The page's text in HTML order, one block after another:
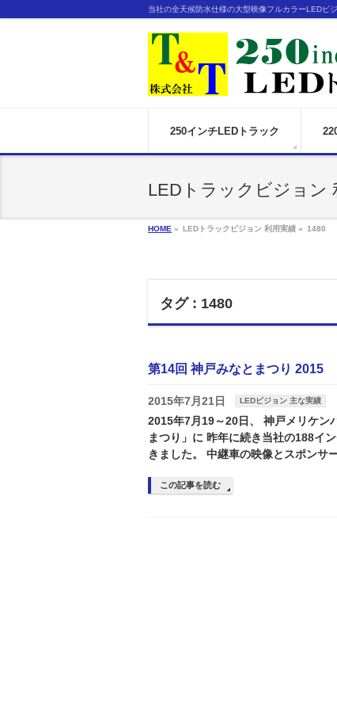
当社の全天候防水仕様の大型映像フルカラーLEDビ
250インチLEDトラック
LEDトラックビジョン
HOME » LEDトラックビジョン 利用実績 » 1480
タグ : 1480
第14回 神戸みなとまつり 2015
2015年7月21日 LEDビジョン 主な実績
2015年7月19～20日、 神戸メリケン
まつり」に 昨年に続き当社の188イ
きました。 中継車の映像とスポン
この記事を読む